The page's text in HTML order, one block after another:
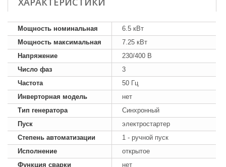
Мощность номинальная
6.5 кВт
Мощность максимальная
7.25 кВт
Напряжение
230/400 В
Число фаз
3
Частота
50 Гц
Инверторная модель
нет
Тип генератора
Синхронный
Пуск
электростартер
Степень автоматизации
1 - ручной пуск
Исполнение
открытое
Функция сварки
нет